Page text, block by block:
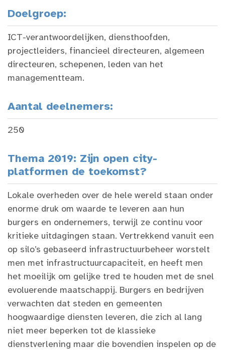
Doelgroep:
ICT-verantwoordelijken, diensthoofden,
projectleiders, financieel directeuren, algemeen
directeuren, schepenen, leden van het
managementteam.
Aantal deelnemers:
250
Thema 2019: Zijn open city-
platformen de toekomst?
Lokale overheden over de hele wereld staan ​​onder
enorme druk om waarde te leveren aan hun
burgers en ondernemers, terwijl ze continu voor
kritieke uitdagingen staan. Vertrekkend vanuit een
op silo’s gebaseerd infrastructuurbeheer worstelt
men met infrastructuurcapaciteit, en heeft men
het moeilijk om gelijke tred te houden met de snel
evoluerende maatschappij. Burgers en bedrijven
verwachten dat steden en gemeenten
hoogwaardige diensten leveren, die zich al lang
niet meer beperken tot de klassieke
dienstverlening maar die bovendien inspelen op de